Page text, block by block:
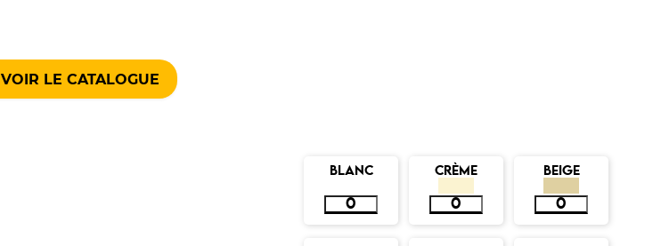
VOIR LE CATALOGUE
BLANC CRÈME BEIGE